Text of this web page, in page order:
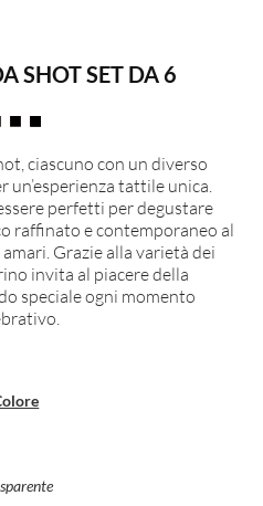
SHOT SET DA 6
ciascuno con un diverso
un’esperienza tattile unica.
perfetti per degustare
raffinato e contemporaneo al
Grazie alla varietà dei
invita al piacere della
speciale ogni momento